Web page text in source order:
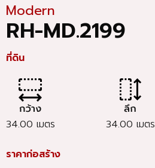
Modern
RH-MD.2199
ที่ดิน
34.00 เมตร 34.00 เมตร
ราคาก่อสร้าง